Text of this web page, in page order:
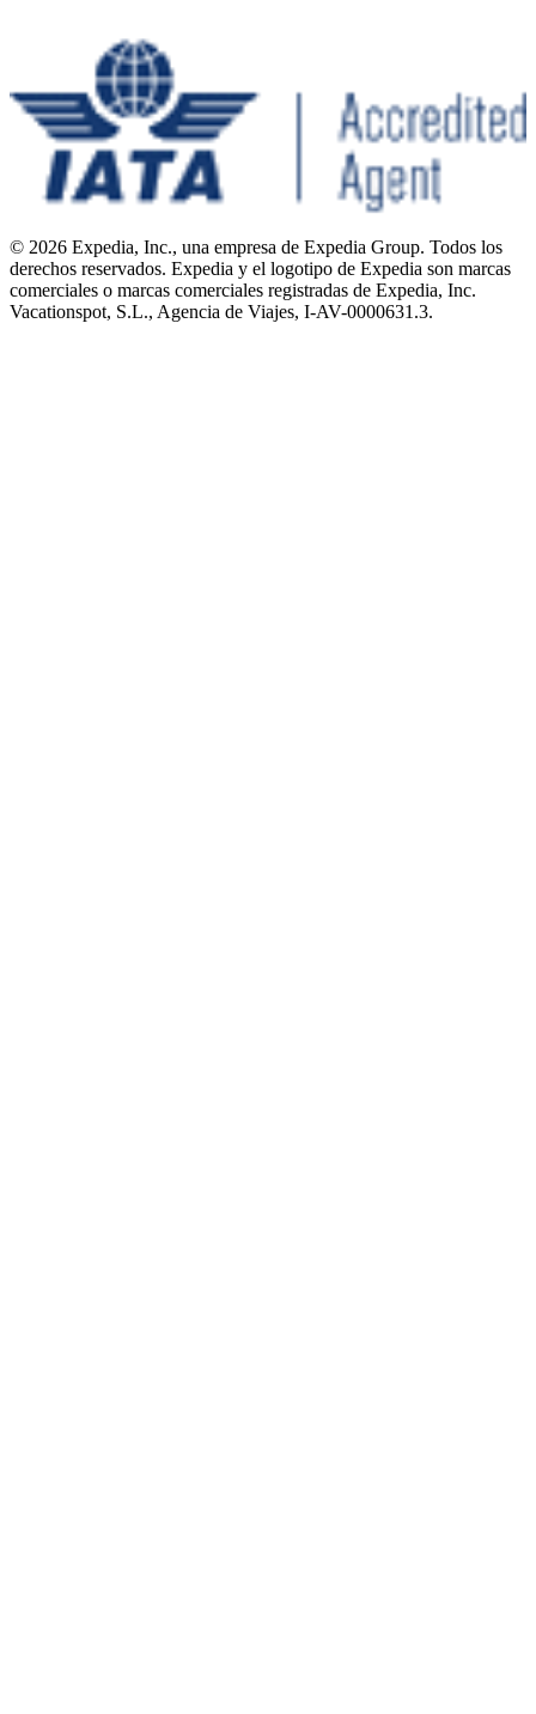
© 2026 Expedia, Inc., una empresa de Expedia Group. Todos los
derechos reservados. Expedia y el logotipo de Expedia son marcas
comerciales o marcas comerciales registradas de Expedia, Inc.
Vacationspot, S.L., Agencia de Viajes, I-AV-0000631.3.